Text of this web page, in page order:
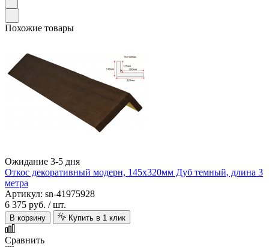
Похожие товары
Ожидание 3-5 дня
Откос декоративный модерн, 145х320мм Дуб темный, длина 3
метра
Артикул: sn-41975928
6 375 руб. / шт.
В корзину Купить в 1 клик
Сравнить